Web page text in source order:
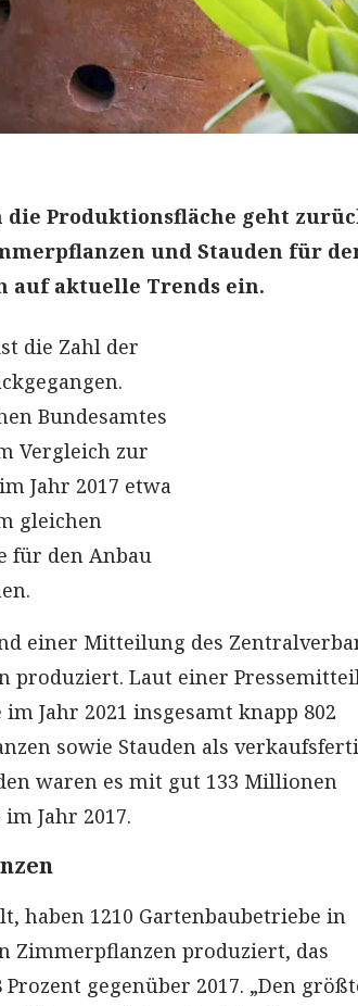
die Produktionsfläche geht
und Stauden für
auf aktuelle Trends ein.
die Zahl der
Bundesamtes
Vergleich zur
Jahr 2017 etwa
gleichen
für den Anbau
einer Mitteilung des
produziert. Laut einer
Jahr 2021 insgesamt knapp 802
sowie Stauden als
waren es mit gut 133 Millionen
Jahr 2017.
haben 1210 Gartenbaubetriebe in
Zimmerpflanzen produziert, das
gegenüber 2017. „Den